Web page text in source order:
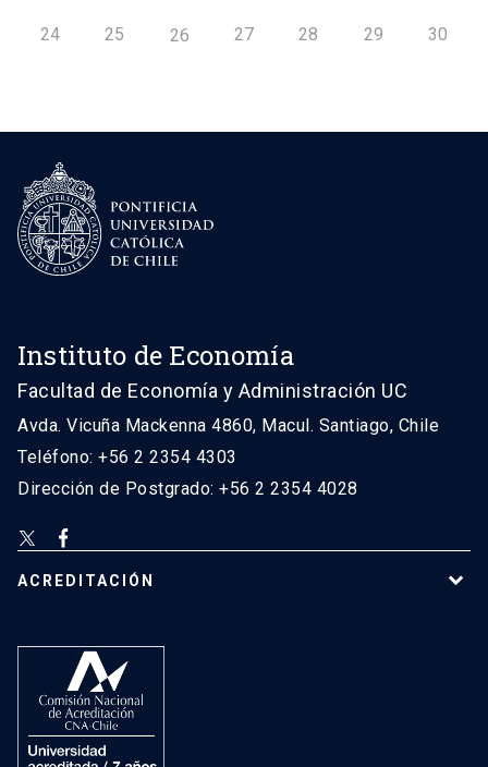
24 25 26 27 28 29 30
Instituto de Economía
Facultad de Economía y Administración UC
Avda. Vicuña Mackenna 4860, Macul. Santiago, Chile
Teléfono: +56 2 2354 4303
Dirección de Postgrado: +56 2 2354 4028
ACREDITACIÓN